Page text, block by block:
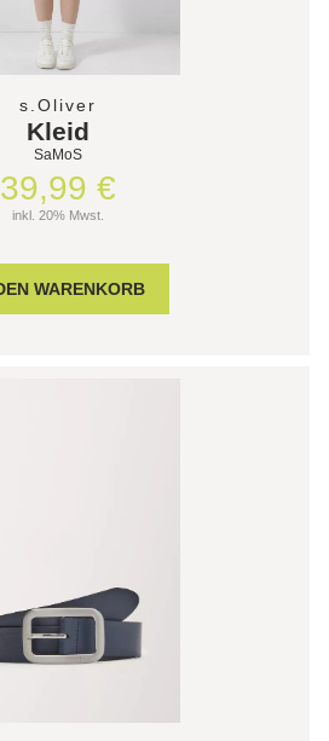
s.Oliver
Kleid
SaMoS
39,99 €
inkl. 20% Mwst.